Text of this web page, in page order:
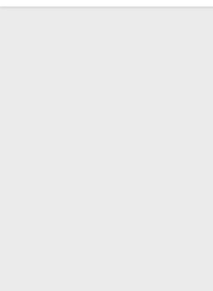
финалето